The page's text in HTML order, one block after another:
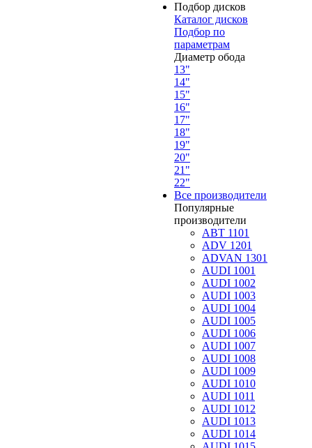
Подбор дисков
Каталог дисков
Подбор по
параметрам
Диаметр обода
13"
14"
15"
16"
17"
18"
19"
20"
21"
22"
Все производители
Популярные
производители
ABT 1101
ADV 1201
ADVAN 1301
AUDI 1001
AUDI 1002
AUDI 1003
AUDI 1004
AUDI 1005
AUDI 1006
AUDI 1007
AUDI 1008
AUDI 1009
AUDI 1010
AUDI 1011
AUDI 1012
AUDI 1013
AUDI 1014